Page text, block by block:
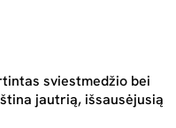
sviestmedžio bei
jautrią, išsausėjusią